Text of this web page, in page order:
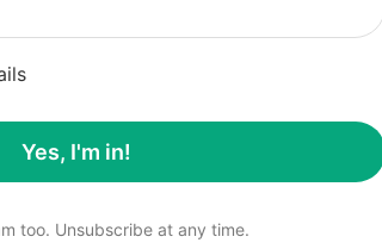
Términos de las
Yes, I'm in!
too. Unsubscribe at any time.